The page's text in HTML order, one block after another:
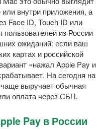
или внутри приложения, а
Face ID, Touch ID или
пользователей из России
ожиданий: если ваш
картах и российской
«нажал Apple Pay и
На сегодня на
выручает обычная
оплата через СБП.
Pay в России